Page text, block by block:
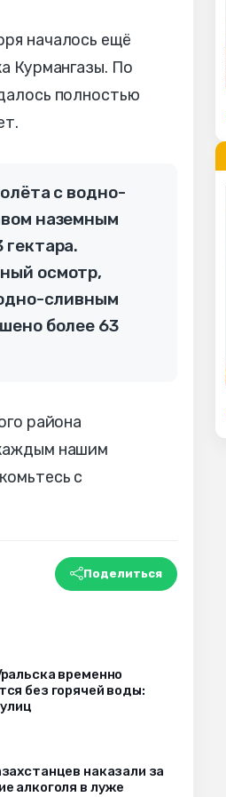
началось ещё
Курмангазы. По
полностью
с водно-
наземным
осмотр,
сливным
более 63
района
нашим
с
Поделиться
временно
без горячей воды:
наказали за
алкоголя в луже